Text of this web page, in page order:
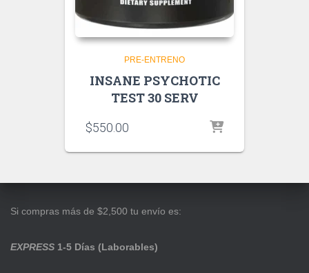
PRE-ENTRENO
INSANE PSYCHOTIC
TEST 30 SERV
$550.00
Si compras más de $2,500 tu envío es:
EXPRESS 1-5 Días (Laborables)